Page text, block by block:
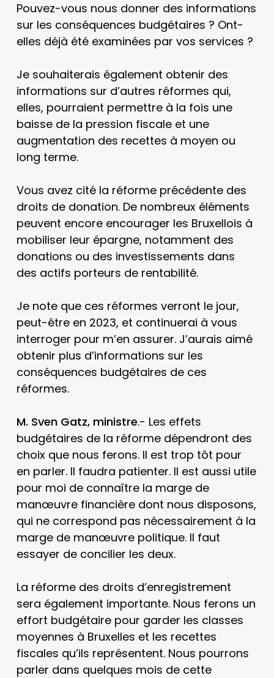
Pouvez-vous nous donner des informations
sur les conséquences budgétaires ? Ont-
elles déjà été examinées par vos services ?
Je souhaiterais également obtenir des
informations sur d’autres réformes qui,
elles, pourraient permettre à la fois une
baisse de la pression fiscale et une
augmentation des recettes à moyen ou
long terme.
Vous avez cité la réforme précédente des
droits de donation. De nombreux éléments
peuvent encore encourager les Bruxellois à
mobiliser leur épargne, notamment des
donations ou des investissements dans
des actifs porteurs de rentabilité.
Je note que ces réformes verront le jour,
peut-être en 2023, et continuerai à vous
interroger pour m’en assurer. J’aurais aimé
obtenir plus d’informations sur les
conséquences budgétaires de ces
réformes.
M. Sven Gatz, ministre.- Les effets
budgétaires de la réforme dépendront des
choix que nous ferons. Il est trop tôt pour
en parler. Il faudra patienter. Il est aussi utile
pour moi de connaître la marge de
manœuvre financière dont nous disposons,
qui ne correspond pas nécessairement à la
marge de manœuvre politique. Il faut
essayer de concilier les deux.
La réforme des droits d’enregistrement
sera également importante. Nous ferons un
effort budgétaire pour garder les classes
moyennes à Bruxelles et les recettes
fiscales qu’ils représentent. Nous pourrons
parler dans quelques mois de cette